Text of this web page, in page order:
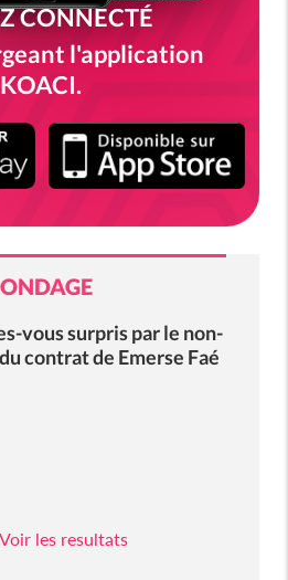
CONNECTÉ
l'application
KOACI.
vous surpris par le non-
contrat de Emerse Faé
les resultats